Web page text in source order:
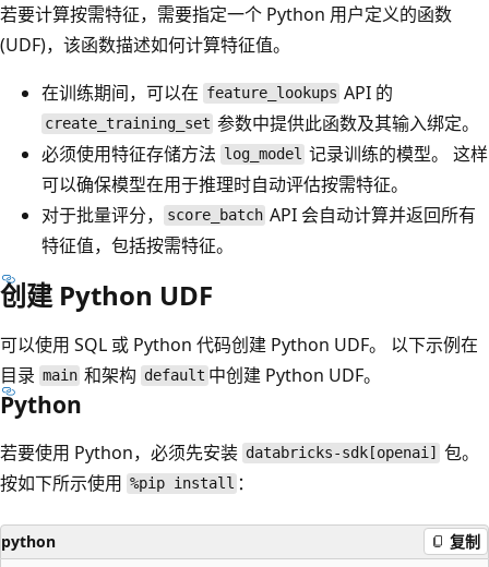
若要计算按需特征，需要指定一个 Python 用户定义的函数
(UDF)，该函数描述如何计算特征值。
在训练期间，可以在 feature_lookups API 的
create_training_set 参数中提供此函数及其输入绑定。
必须使用特征存储方法 log_model 记录训练的模型。 这样
可以确保模型在用于推理时自动评估按需特征。
对于批量评分，
score_batch API 会自动计算并返回所有
特征值，包括按需特征。
创建 Python UDF
可以使用 SQL 或 Python 代码创建 Python UDF。 以下示例在
目录 main 和架构 default 中创建 Python UDF。
Python
若要使用 Python，必须先安装 databricks-sdk[openai]
包。
按如下所示使用 %pip install ：
python 复制